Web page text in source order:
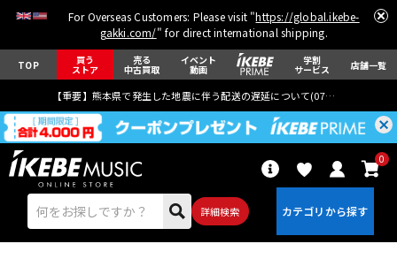
For Overseas Customers: Please visit "https://global.ikebe-
gakki.com/" for direct international shipping.
TOP 買う
ストア
売る
中古買取
イベント
動画
学割
サービス 店舗一覧
【重要】熊本県で発生した地震に伴う配送の遅延について(07月29日
詳細検索
0